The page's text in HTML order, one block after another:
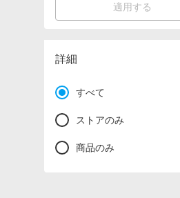
適用する
詳細
すべて
ストアのみ
商品のみ